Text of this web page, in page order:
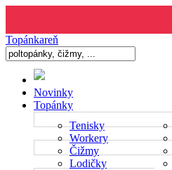
Topánkareň
Novinky
Topánky
Tenisky
Workery
Čižmy
Lodičky